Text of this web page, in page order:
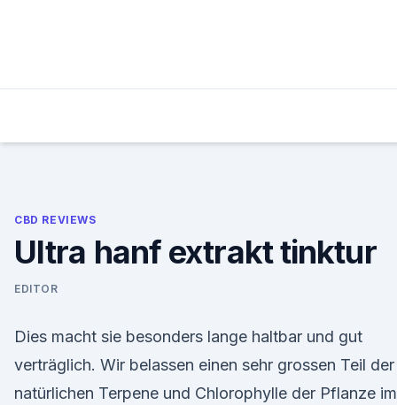
CBD REVIEWS
Ultra hanf extrakt tinktur
EDITOR
Dies macht sie besonders lange haltbar und gut
verträglich. Wir belassen einen sehr grossen Teil der
natürlichen Terpene und Chlorophylle der Pflanze im